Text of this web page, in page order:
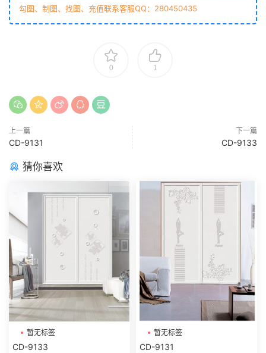
勾图、制图、找图、充值联系客服QQ：280450435
0 1
上一篇
CD-9131
下一篇
CD-9133
猜你喜欢
暂无标签
CD-9133
暂无标签
CD-9131